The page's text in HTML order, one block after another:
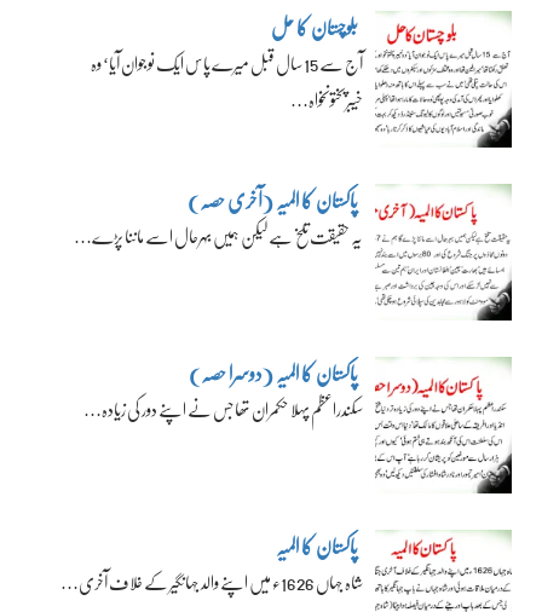
بلوچستان کا حل
آج سے 15 سال قبل میرے پاس ایک نوجوان آیا‘ وہ
خیبرپختونخواہ…
پاکستان کا المیہ (آخری حصہ)
یہ حقیقت تلخ ہے لیکن ہمیں بہرحال اسے ماننا پڑے…
پاکستان کا المیہ (دوسرا حصہ)
سکندراعظم پہلا حکمران تھا جس نے اپنے دور کی زیادہ…
پاکستان کا المیہ
شاہ جہاں 1626ء میں اپنے والد جہانگیر کے خلاف آخری…